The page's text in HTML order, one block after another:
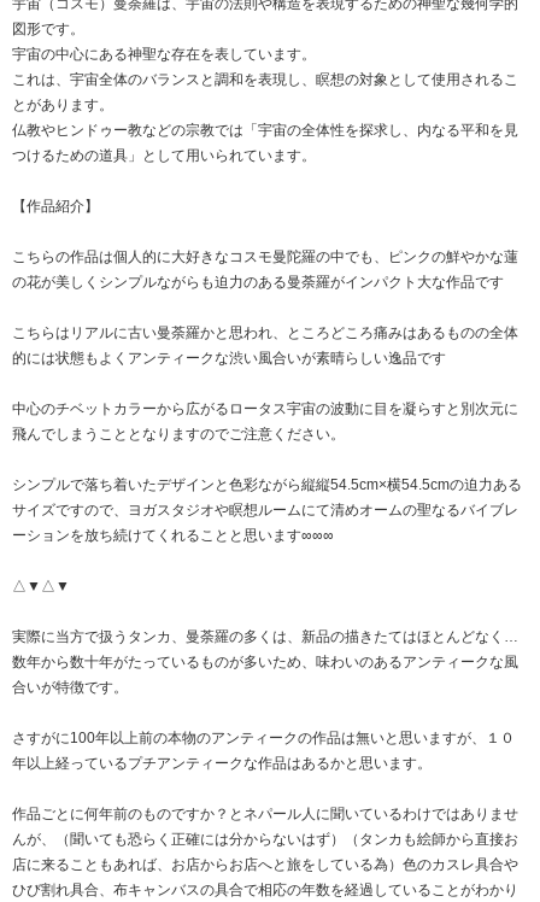
宇宙（コスモ）曼荼羅は、宇宙の法則や構造を表現するための神聖な幾何学的
図形です。
宇宙の中心にある神聖な存在を表しています。
これは、宇宙全体のバランスと調和を表現し、瞑想の対象として使用されるこ
とがあります。
仏教やヒンドゥー教などの宗教では「宇宙の全体性を探求し、内なる平和を見
つけるための道具」として用いられています。
【作品紹介】
こちらの作品は個人的に大好きなコスモ曼陀羅の中でも、ピンクの鮮やかな蓮
の花が美しくシンプルながらも迫力のある曼荼羅がインパクト大な作品です
こちらはリアルに古い曼荼羅かと思われ、ところどころ痛みはあるものの全体
的には状態もよくアンティークな渋い風合いが素晴らしい逸品です
中心のチベットカラーから広がるロータス宇宙の波動に目を凝らすと別次元に
飛んでしまうこととなりますのでご注意ください。
シンプルで落ち着いたデザインと色彩ながら縦縦54.5cm×横54.5cmの迫力ある
サイズですので、ヨガスタジオや瞑想ルームにて清めオームの聖なるバイブレ
ーションを放ち続けてくれることと思います∞∞∞
△▼△▼
実際に当方で扱うタンカ、曼荼羅の多くは、新品の描きたてはほとんどなく…
数年から数十年がたっているものが多いため、味わいのあるアンティークな風
合いが特徴です。
さすがに100年以上前の本物のアンティークの作品は無いと思いますが、１０
年以上経っているプチアンティークな作品はあるかと思います。
作品ごとに何年前のものですか？とネパール人に聞いているわけではありませ
んが、（聞いても恐らく正確には分からないはず）（タンカも絵師から直接お
店に来ることもあれば、お店からお店へと旅をしている為）色のカスレ具合や
ひび割れ具合、布キャンバスの具合で相応の年数を経過していることがわかり